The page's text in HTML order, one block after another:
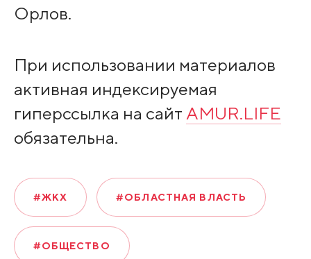
Орлов.
При использовании материалов
активная индексируемая
гиперссылка на сайт AMUR.LIFE
обязательна.
#ЖКХ #ОБЛАСТНАЯ ВЛАСТЬ
#ОБЩЕСТВО